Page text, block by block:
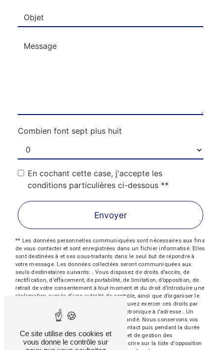
Combien font sept plus huit
En cochant cette case, j'accepte les
conditions particulières ci-dessous **
Envoyer
** Les données personnelles communiquées sont nécessaires aux fins
de vous contacter et sont enregistrées dans un fichier informatisé. Elles
sont destinées à et ses sous-traitants dans le seul but de répondre à
votre message. Les données collectées seront communiquées aux
seuls destinataires suivants: . Vous disposez de droits d’accès, de
rectification, d’effacement, de portabilité, de limitation, d’opposition, de
retrait de votre consentement à tout moment et du droit d’introduire une
réclamation auprès d’une autorité de contrôle, ainsi que d’organiser le
sort de vos données post-mortem. Vous pouvez exercer ces droits par
voie postale à l'adresse ou par courrier électronique à l'adresse . Un
justificatif d'identité pourra vous être demandé. Nous conservons vos
données pendant la période de prise de contact puis pendant la durée
de prescription légale aux fins probatoires et de gestion des
contentieux. Vous avez le droit de vous inscrire sur la liste d'opposition
Ce site utilise des cookies et
vous donne le contrôle sur